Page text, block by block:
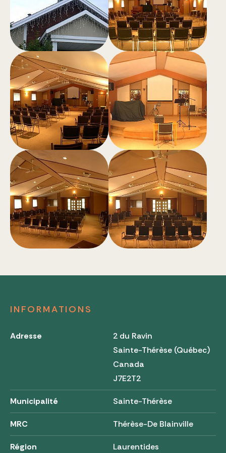
INFORMATIONS
Adresse
2 du Ravin
Sainte-Thérèse (Québec)
Canada
J7E2T2
Municipalité Sainte-Thérèse
MRC Thérèse-De Blainville
Région Laurentides